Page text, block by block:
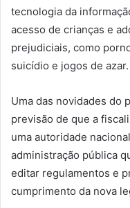
tecnologia da
acesso de crianças e
prejudiciais, como
suicídio e jogos de azar.
Uma das novidades do
previsão de que a
uma autoridade
administração pública
editar regulamentos e
cumprimento da nova